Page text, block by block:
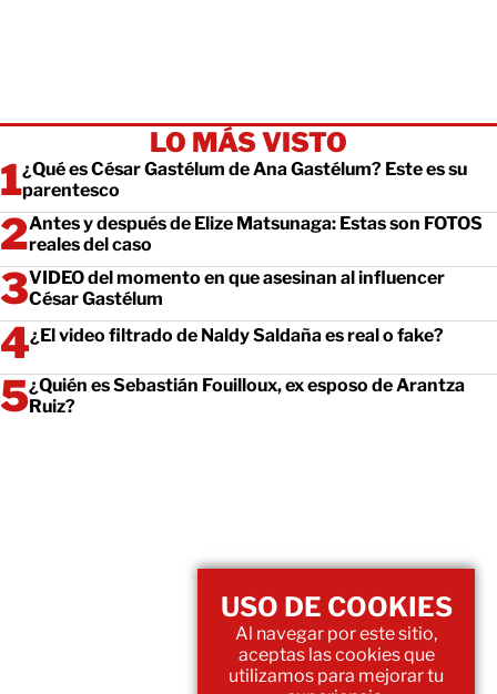
LO MÁS VISTO
¿Qué es César Gastélum de Ana Gastélum? Este es su
parentesco
Antes y después de Elize Matsunaga: Estas son FOTOS
reales del caso
VIDEO del momento en que asesinan al influencer
César Gastélum
¿El video filtrado de Naldy Saldaña es real o fake?
¿Quién es Sebastián Fouilloux, ex esposo de Arantza
Ruiz?
USO DE COOKIES
Al navegar por este sitio,
aceptas las cookies que
utilizamos para mejorar tu